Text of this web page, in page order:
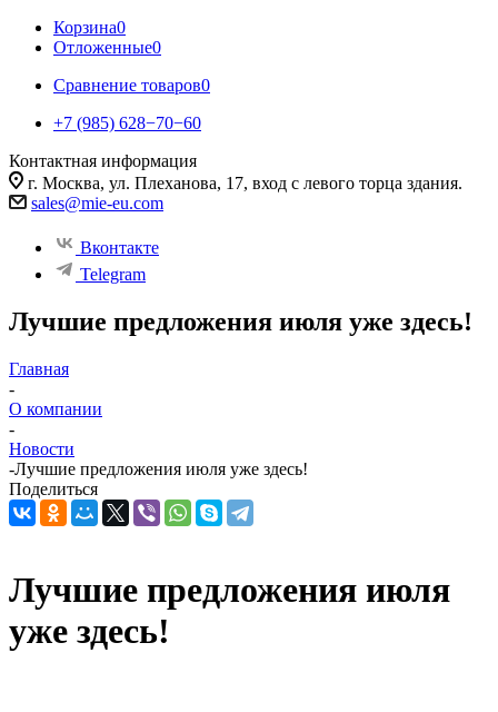
Корзина0
Отложенные0
Сравнение товаров0
+7 (985) 628−70−60
Контактная информация
г. Москва, ул. Плеханова, 17, вход с левого торца здания.
sales@mie-eu.com
Вконтакте
Telegram
Лучшие предложения июля уже здесь!
Главная
-
О компании
-
Новости
-Лучшие предложения июля уже здесь!
Поделиться
Лучшие предложения июля
уже здесь!